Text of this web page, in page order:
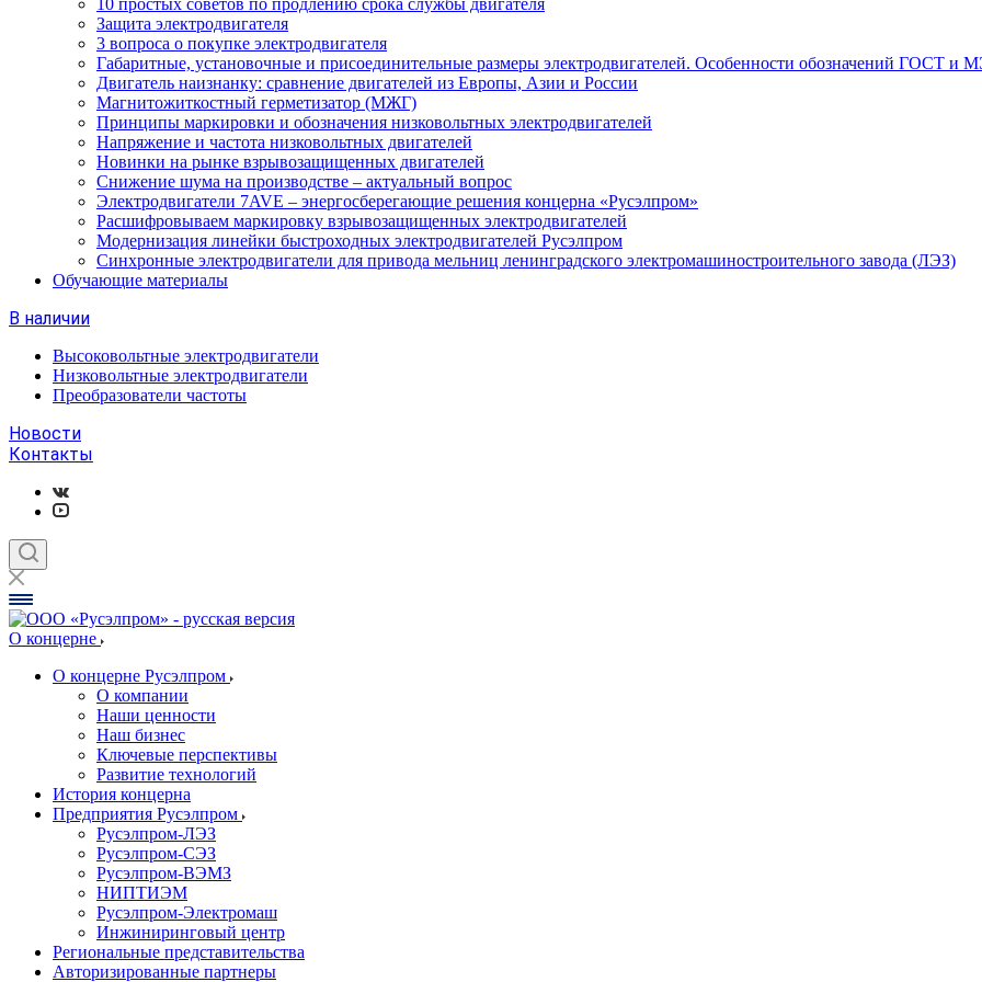
10 простых советов по продлению срока службы двигателя
Защита электродвигателя
3 вопроса о покупке электродвигателя
Габаритные, установочные и присоединительные размеры электродвигателей. Особенности обозначений ГОСТ и
Двигатель наизнанку: сравнение двигателей из Европы, Азии и России
Магнитожиткостный герметизатор (МЖГ)
Принципы маркировки и обозначения низковольтных электродвигателей
Напряжение и частота низковольтных двигателей
Новинки на рынке взрывозащищенных двигателей
Снижение шума на производстве – актуальный вопрос
Электродвигатели 7AVE – энергосберегающие решения концерна «Русэлпром»
Расшифровываем маркировку взрывозащищенных электродвигателей
Модернизация линейки быстроходных электродвигателей Русэлпром
Синхронные электродвигатели для привода мельниц ленинградского электромашиностроительного завода (ЛЭЗ)
Обучающие материалы
В наличии
Высоковольтные электродвигатели
Низковольтные электродвигатели
Преобразователи частоты
Новости
Контакты
О концерне
О концерне Русэлпром
О компании
Наши ценности
Наш бизнес
Ключевые перспективы
Развитие технологий
История концерна
Предприятия Русэлпром
Русэлпром-ЛЭЗ
Русэлпром-СЭЗ
Русэлпром-ВЭМЗ
НИПТИЭМ
Русэлпром-Электромаш
Инжиниринговый центр
Региональные представительства
Авторизированные партнеры